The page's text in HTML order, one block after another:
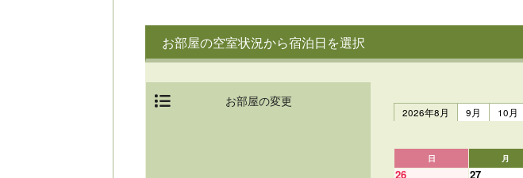
お部屋の空室状況から宿泊日を選択
お部屋の変更
2026年8月
9月 10月
日 月
26 27